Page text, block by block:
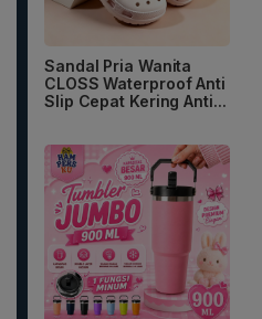
Sandal Pria Wanita
CLOSS Waterproof Anti
Slip Cepat Kering Anti...